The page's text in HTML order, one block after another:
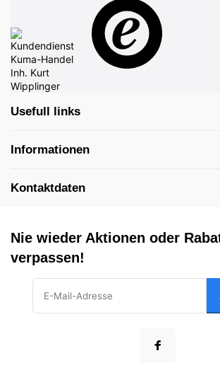
Usefull links
Informationen
Kontaktdaten
Nie wieder Aktionen oder
verpassen!